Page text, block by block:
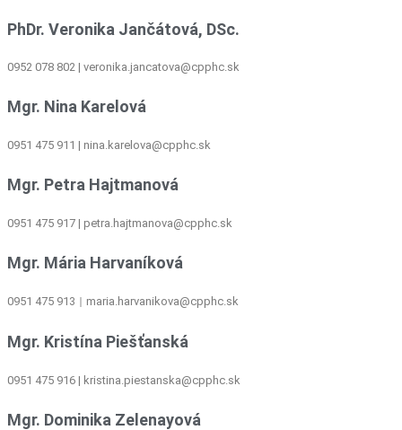
PhDr. Veronika Jančátová, DSc.
0952 078 802 | veronika.jancatova@cpphc.sk
Mgr. Nina Karelová
0951 475 911 | nina.karelova@cpphc.sk
Mgr. Petra Hajtmanová
0951 475 917 | petra.hajtmanova@cpphc.sk
Mgr. Mária Harvaníková
0951 475 913 maria.harvanikova@cpphc.sk
Mgr. Kristína Piešťanská
0951 475 916 | kristina.piestanska@cpphc.sk
Mgr. Dominika Zelenayová